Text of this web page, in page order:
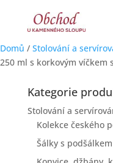
Domů / Stolování a
250 ml s korkovým víčkem
Kategorie
Stolování a
Kolekce českého
Šálky s podšálkem